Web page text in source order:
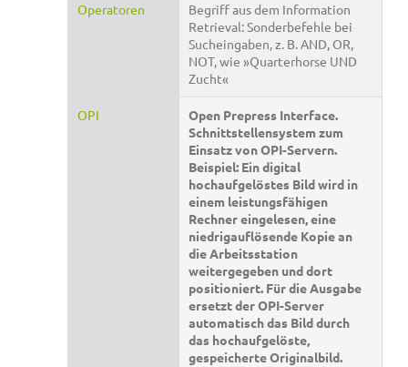
Operatoren
Begriff aus dem Information
Retrieval: Sonderbefehle bei
Sucheingaben, z. B. AND, OR,
NOT, wie »Quarterhorse UND
Zucht«
OPI
Open Prepress Interface.
Schnittstellensystem zum
Einsatz von OPI-Servern.
Beispiel: Ein digital
hochaufgelöstes Bild wird in
einem leistungsfähigen
Rechner eingelesen, eine
niedrigauflösende Kopie an
die Arbeitsstation
weitergegeben und dort
positioniert. Für die Ausgabe
ersetzt der OPI-Server
automatisch das Bild durch
das hochaufgelöste,
gespeicherte Originalbild.